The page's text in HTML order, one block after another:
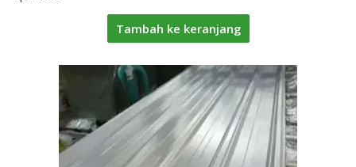
Tambah ke keranjang